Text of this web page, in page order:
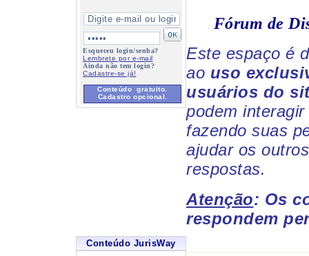
Esqueceu login/senha?
Lembrete por e-mail
Ainda não tem login?
Cadastre-se já!
Conteúdo gratuito.
Cadastro opcional.
Conteúdo JurisWay
Fórum de
Este espaço é
ao uso
usuários do
podem
fazendo suas
ajudar os
respostas.
Atenção: Os
respondem